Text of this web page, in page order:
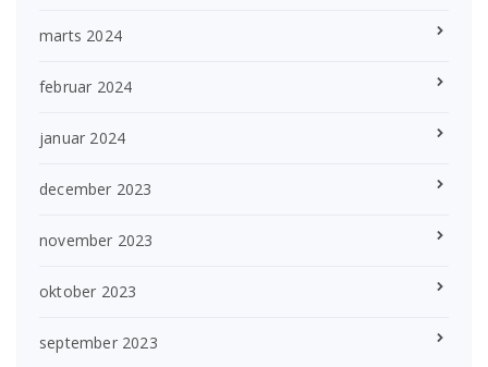
marts 2024
februar 2024
januar 2024
december 2023
november 2023
oktober 2023
september 2023